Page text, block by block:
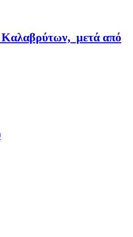
Καλαβρύτων, μετά από